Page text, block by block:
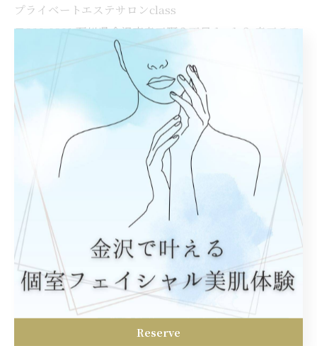
プライベートエステサロンclass
〒920-0901 石川県金沢市彦三町２丁目１−１３ 彦三テア
—————————————
ご予約はプロフィール欄のURLもしくはDM、お電話お
待ちしております❣️
< 前のページ 一覧に戻る 次のページ >
カテゴリー Categories
Reserve